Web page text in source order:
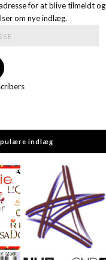
for at blive tilmeldt og
om nye indlæg.
indlæg